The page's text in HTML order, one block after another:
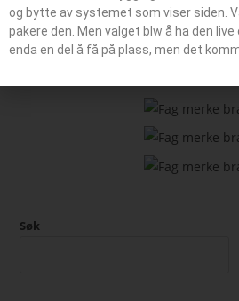
Søk
og bytte av systemet som viser siden.
pakere den. Men valget blw å ha den
enda en del å få på plass, men det